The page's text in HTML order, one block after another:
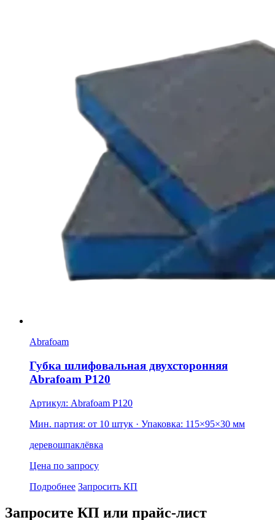
Abrafoam
Губка шлифовальная двухсторонняя
Abrafoam Р120
Артикул: Abrafoam P120
Мин. партия: от 10 штук · Упаковка: 115×95×30 мм
деревошпаклёвка
Цена по запросу
Подробнее Запросить КП
Запросите КП или прайс-лист